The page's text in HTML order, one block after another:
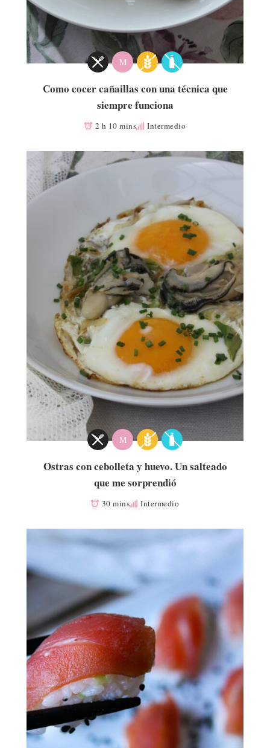
M
Como cocer cañaillas con una técnica que
siempre funciona
2 h 10 mins Intermedio
M
Ostras con cebolleta y huevo. Un salteado
que me sorprendió
30 mins Intermedio